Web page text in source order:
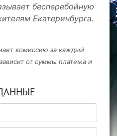
бесперебойную
Екатеринбурга.
комиссию за каждый
от суммы платежа и